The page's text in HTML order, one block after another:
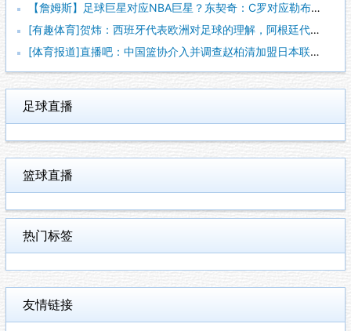
【詹姆斯】足球巨星对应NBA巨星？东契奇：C罗对应勒布朗，梅
[有趣体育]贺炜：西班牙代表欧洲对足球的理解，阿根廷代表南美
[体育报道]直播吧：中国篮协介入并调查赵柏清加盟日本联赛一事
足球直播
篮球直播
热门标签
友情链接